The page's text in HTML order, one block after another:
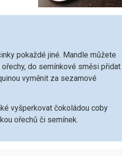
pokaždé jiné. Mandle můžete
do semínkové směsi přidat
vyměnit za sezamové
vyšperkovat čokoládou coby
ořechů či semínek.